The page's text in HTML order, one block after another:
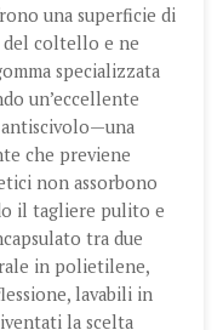
una superficie di
coltello e ne
specializzata
un’eccellente
che previene
non assorbono
il tagliere pulito e
tra due
in polietilene,
lavabili in
la scelta